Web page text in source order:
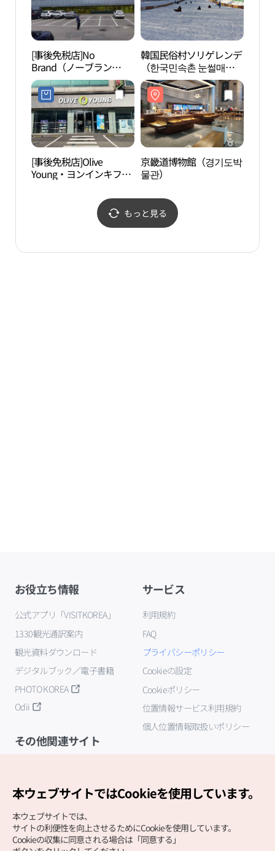
[事後免税店]No
Brand（ノーブラン
ド）・ポラ（甫羅）店
(노브랜드 보라점)
韓国民俗村ソリゲレンデ
（한국민속촌 눈썰매
장）
[事後免税店]Olive
Young・ヨンインキフン
京畿道博物館（경기도박
물관）
もっと見る
お役立ち情報
公式アプリ「VISITKOREA」
1330観光通訳案内
観光資料ダウンロード
デジタルブック／電子書籍
PHOTO KOREA
Odii
サービス
利用規約
FAQ
プライバシーポリシー
Cookieの設定
Cookieポリシー
位置情報サービス利用規約
個人位置情報取扱いポリシー
その他関連サイト
本ウェブサイトではCookieを使用しています。
本ウェブサイトでは、
サイトの利便性を向上させるためにCookieを使用しています。
Cookieの収集に同意される場合は「同意する」